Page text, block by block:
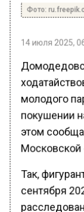
Фото:
14 июля 2025,
молодого
покушении
этом
Московской
Так,
сентября